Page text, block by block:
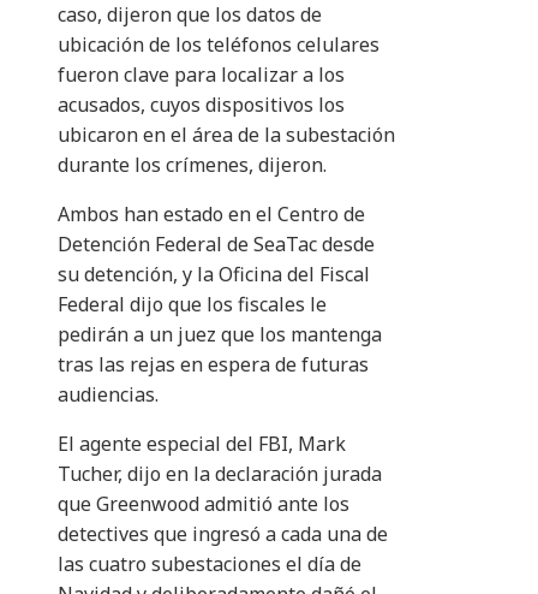
caso, dijeron que los datos de
ubicación de los teléfonos celulares
fueron clave para localizar a los
acusados, cuyos dispositivos los
ubicaron en el área de la subestación
durante los crímenes, dijeron.
Ambos han estado en el Centro de
Detención Federal de SeaTac desde
su detención, y la Oficina del Fiscal
Federal dijo que los fiscales le
pedirán a un juez que los mantenga
tras las rejas en espera de futuras
audiencias.
El agente especial del FBI, Mark
Tucher, dijo en la declaración jurada
que Greenwood admitió ante los
detectives que ingresó a cada una de
las cuatro subestaciones el día de